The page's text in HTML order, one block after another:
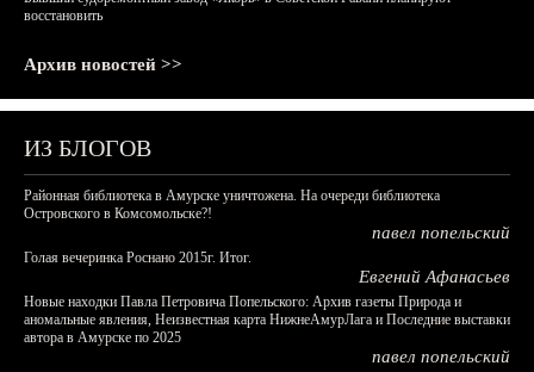
восстановить
Архив новостей >>
ИЗ БЛОГОВ
Районная библиотека в Амурске уничтожена. На очереди библиотека
Островского в Комсомольске?!
павел попельский
Голая вечеринка Роснано 2015г. Итог.
Евгений Афанасьев
Новые находки Павла Петровича Попельского: Архив газеты Природа и
аномальные явления, Неизвестная карта НижнеАмурЛага и Последние выставки
автора в Амурске по 2025
павел попельский